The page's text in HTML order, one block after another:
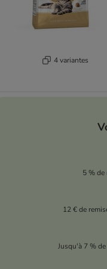
4 variantes
5 % de
12 € de
Jusqu'à 7 %